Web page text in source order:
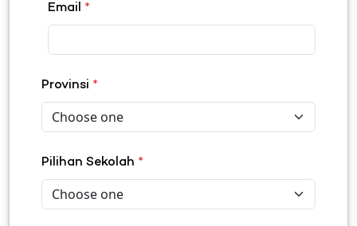
Email *
Provinsi *
Pilihan Sekolah *